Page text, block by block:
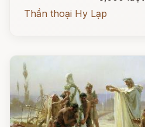
Thần thoại Hy Lạp